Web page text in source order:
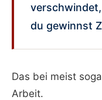
du gewinnst
Das bei meist
Arbeit.